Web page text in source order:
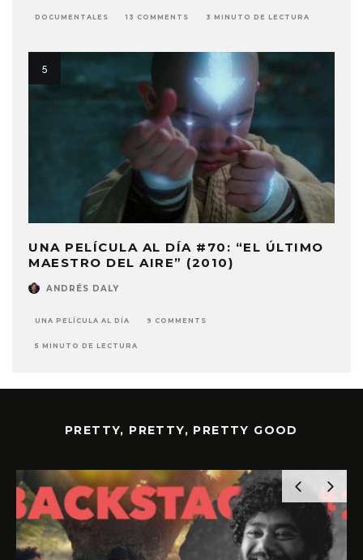
DOCUMENTALES 13 COMMENTS 3 MINUTO DE LECTURA
UNA PELÍCULA AL DÍA #70: “EL ÚLTIMO
MAESTRO DEL AIRE” (2010)
ANDRÉS DALY
UNA PELÍCULA AL DÍA 9 COMMENTS
5 MINUTO DE LECTURA
PRETTY, PRETTY, PRETTY GOOD